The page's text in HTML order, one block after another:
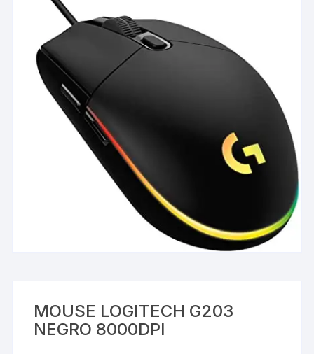
MOUSE LOGITECH G203
NEGRO 8000DPI